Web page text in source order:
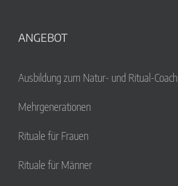
ANGEBOT
Ausbildung zum Natur- und Ritual-Coach
Mehrgenerationen
Rituale für Frauen
Rituale für Männer